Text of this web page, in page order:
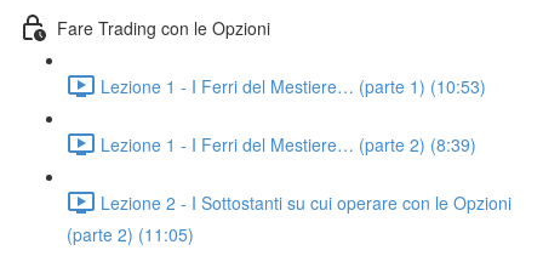
Fare Trading con le Opzioni
Lezione 1 - I Ferri del Mestiere… (parte 1) (10:53)
Lezione 1 - I Ferri del Mestiere… (parte 2) (8:39)
Lezione 2 - I Sottostanti su cui operare con le Opzioni
(parte 2) (11:05)